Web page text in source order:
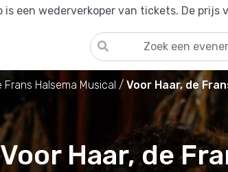
is een wederverkoper van tickets. De
Frans Halsema Musical Voor Haar, de
Voor Haar, de